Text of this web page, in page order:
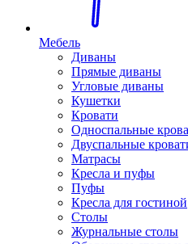
Мебель
Диваны
Прямые диваны
Угловые диваны
Кушетки
Кровати
Односпальные
Двуспальные
Матрасы
Кресла и пуфы
Пуфы
Кресла для гостиной
Столы
Журнальные столы